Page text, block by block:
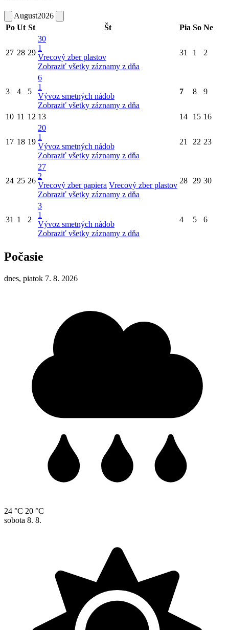
August2026
Po Ut St Št Pia So Ne
27 28 29
30
1
Vrecový zber plastov
Zobraziť všetky záznamy z dňa
31 1 2
3 4 5
6
1
Vývoz smetných nádob
Zobraziť všetky záznamy z dňa
7 8 9
10 11 12 13 14 15 16
17 18 19
20
1
Vývoz smetných nádob
Zobraziť všetky záznamy z dňa
21 22 23
24 25 26
27
2
Vrecový zber papiera Vrecový zber plastov
Zobraziť všetky záznamy z dňa
28 29 30
31 1 2
3
1
Vývoz smetných nádob
Zobraziť všetky záznamy z dňa
4 5 6
Počasie
dnes, piatok 7. 8. 2026
24 °C 20 °C
sobota 8. 8.